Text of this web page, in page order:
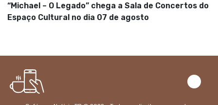
“Michael – O Legado” chega a Sala de Concertos do
Espaço Cultural no dia 07 de agosto